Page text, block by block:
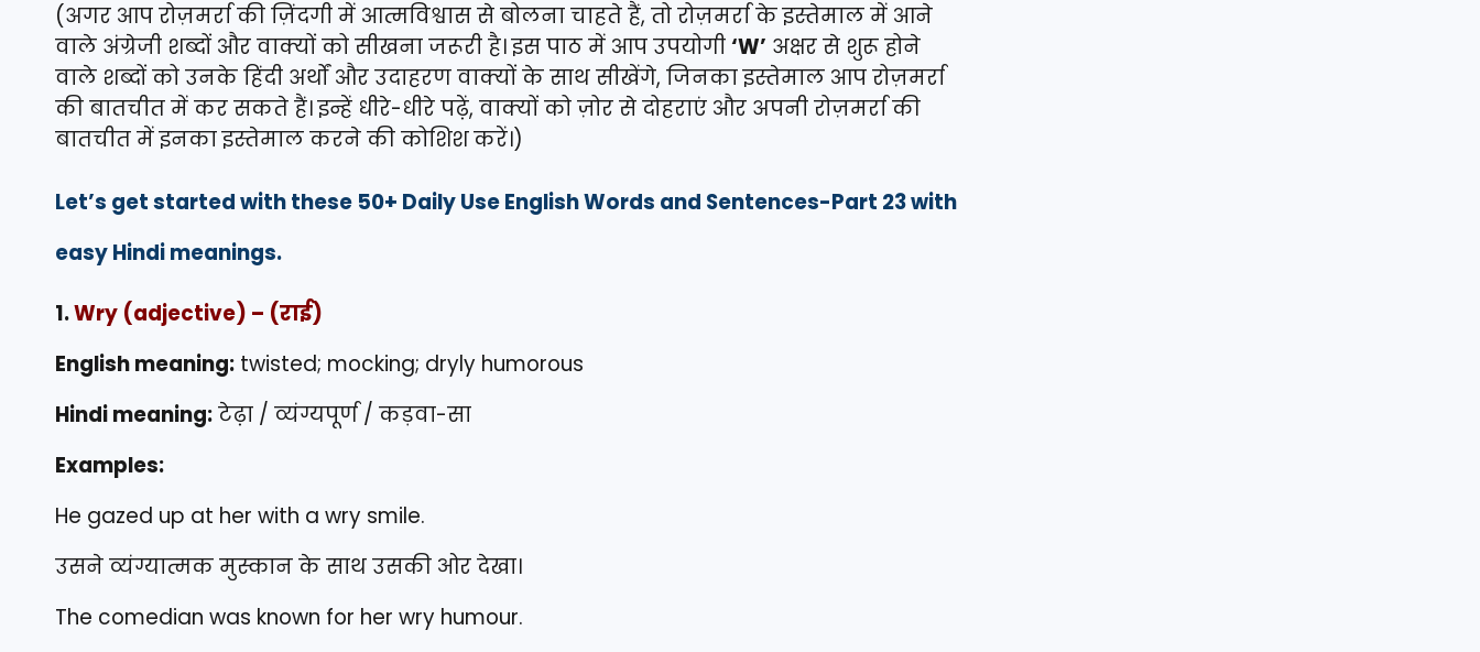
(अगर आप रोज़मर्रा की ज़िंदगी में आत्मविश्वास से बोलना चाहते हैं, तो रोज़मर्रा के इस्तेमाल में आने
वाले अंग्रेजी शब्दों और वाक्यों को सीखना जरूरी है। इस पाठ में आप उपयोगी‘W’ अक्षर से शुरू होने
वाले शब्दों को उनके हिंदी अर्थों और उदाहरण वाक्यों के साथ सीखेंगे, जिनका इस्तेमाल आप रोज़मर्रा
की बातचीत में कर सकते हैं। इन्हें धीरे-धीरे पढ़ें, वाक्यों को ज़ोर से दोहराएं और अपनी रोज़मर्रा की
बातचीत में इनका इस्तेमाल करने की कोशिश करें।)
Let’s get started with these 50+ Daily Use English Words and Sentences-Part 23 with
easy Hindi meanings.
1.Wry (adjective) – (राई)
English meaning: twisted; mocking; dryly humorous
Hindi meaning:टेढ़ा / व्यंग्यपूर्ण / कड़वा-सा
Examples:
He gazed up at her with a wry smile.
उसने व्यंग्यात्मक मुस्कान के साथ उसकी ओर देखा।
The comedian was known for her wry humour.